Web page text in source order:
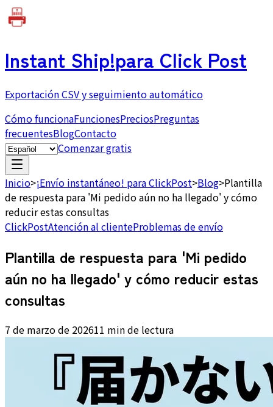
Instant Ship!para Click Post
Exportación CSV y seguimiento automático
Cómo funcionaFuncionesPreciosPreguntas
frecuentesBlogContacto
Comenzar gratis
Inicio>¡Envío instantáneo! para ClickPost>Blog>Plantilla
de respuesta para 'Mi pedido aún no ha llegado' y cómo
reducir estas consultas
ClickPostAtención al clienteProblemas de envío
Plantilla de respuesta para 'Mi pedido
aún no ha llegado' y cómo reducir estas
consultas
7 de marzo de 202611 min de lectura